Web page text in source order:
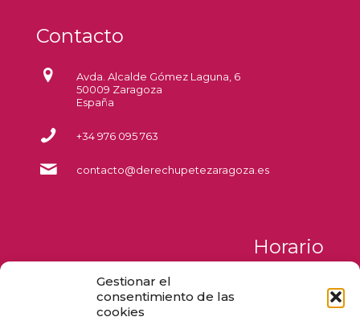
Gestionar el
consentimiento de las
cookies
Contacto
Avda. Alcalde Gómez Laguna, 6
50009 Zaragoza
España
+34 976 095 763
contacto@derechupetezaragoza.es
Horario